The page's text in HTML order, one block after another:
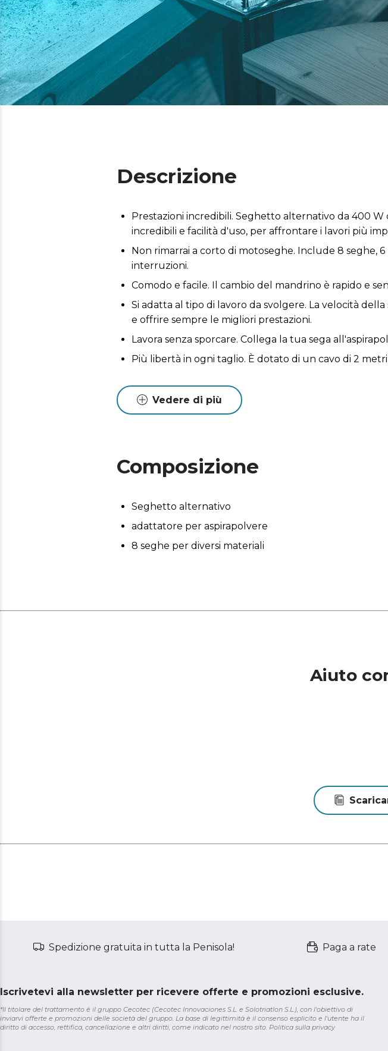
Descrizione
Prestazioni incredibili. Seghetto alternativo da 400 W
incredibili e facilità d'uso, per affrontare i lavori più
Non rimarrai a corto di motoseghe. Include 8 seghe,
interruzioni.
Comodo e facile. Il cambio del mandrino è rapido e
Si adatta al tipo di lavoro da svolgere. La velocità
e offrire sempre le migliori prestazioni.
Lavora senza sporcare. Collega la tua sega
Più libertà in ogni taglio. È dotato di un cavo di 2
Vedere di più
Composizione
Seghetto alternativo
adattatore per aspirapolvere
8 seghe per diversi materiali
Aiuto
Spedizione gratuita in tutta la Penisola! Paga a rate
Iscrivetevi alla newsletter per ricevere offerte e promozioni esclusive.
*Il titolare del trattamento è il gruppo Cecotec (Cecotec Innovaciones S.L. e Solotriatlon S.L.), con l'obiettivo di
inviarvi offerte e promozioni delle società del gruppo. La base di legittimità è il consenso esplicito e l'utente ha il
diritto di accesso, rettifica, cancellazione e altri diritti, come indicato nel nostro sito. Politica sulla privacy